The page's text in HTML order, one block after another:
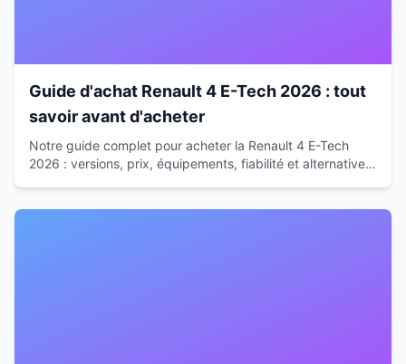
Guide d'achat Renault 4 E-Tech 2026 : tout
savoir avant d'acheter
Notre guide complet pour acheter la Renault 4 E-Tech
2026 : versions, prix, équipements, fiabilité et alternatives.